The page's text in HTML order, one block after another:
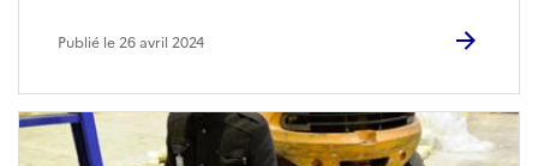
Publié le 26 avril 2024